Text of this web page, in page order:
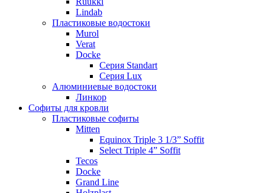
Lindab
Пластиковые водостоки
Murol
Verat
Docke
Серия Standart
Серия Lux
Алюминиевые водостоки
Линкор
Софиты для кровли
Пластиковые софиты
Mitten
Equinox Triple 3 1/3” Soffit
Select Triple 4” Soffit
Tecos
Docke
Grand Line